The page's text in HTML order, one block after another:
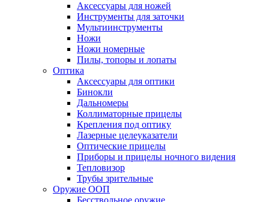
Аксессуары для ножей
Инструменты для заточки
Мультиинструменты
Ножи
Ножи номерные
Пилы, топоры и лопаты
Оптика
Аксессуары для оптики
Бинокли
Дальномеры
Коллиматорные прицелы
Крепления под оптику
Лазерные целеуказатели
Оптические прицелы
Приборы и прицелы ночного видения
Тепловизор
Трубы зрительные
Оружие ООП
Бесствольное оружие